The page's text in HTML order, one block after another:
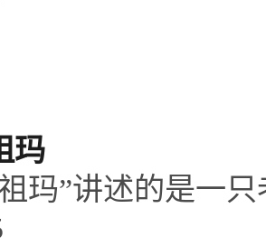
玛
玛”讲述的是一